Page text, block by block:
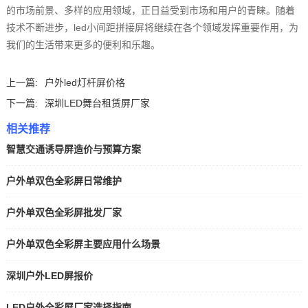
的市场前景、多样的应用领域，正日益受到市场和用户的青睐。随着
技术不断进步，led小间距拼接屏将继续在各个领域发挥重要作用，为
我们的生活带来更多的便利和乐趣。
上一篇:
户外led灯杆屏价格
下一篇:
深圳LED舞台租赁屏厂家
相关推荐
智慧交通诱导屏造价与预算方案
户外单双色全彩屏日常维护
户外单双色全彩屏批发厂家
户外单双色全彩屏主要应用什么场景
深圳户外LED屏报价